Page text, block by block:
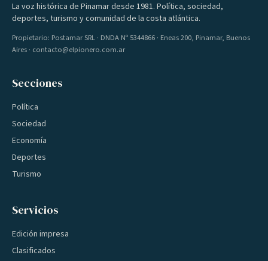
La voz histórica de Pinamar desde 1981. Política, sociedad,
deportes, turismo y comunidad de la costa atlántica.
Propietario: Postamar SRL · DNDA Nº 5344866 · Eneas 200, Pinamar, Buenos
Aires · contacto@elpionero.com.ar
Secciones
Política
Sociedad
Economía
Deportes
Turismo
Servicios
Edición impresa
Clasificados